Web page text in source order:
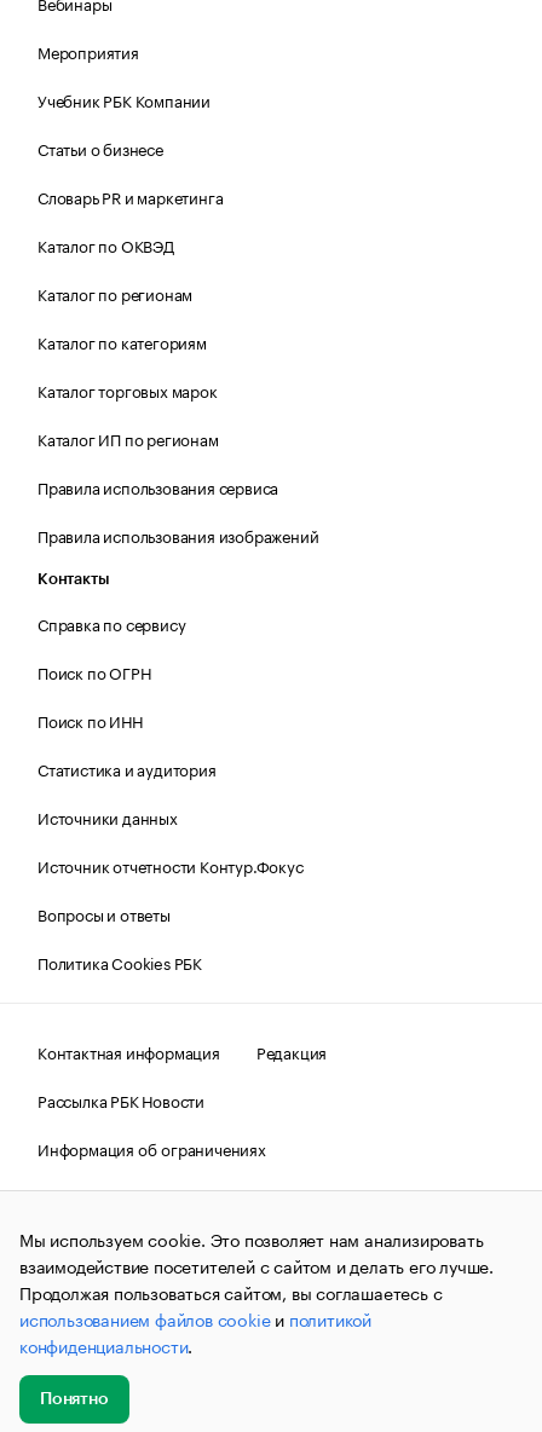
Мероприятия
Учебник РБК Компании
Статьи о бизнесе
Словарь PR и маркетинга
Каталог по ОКВЭД
Каталог по регионам
Каталог по категориям
Каталог торговых марок
Каталог ИП по регионам
Правила использования сервиса
Правила использования изображений
Контакты
Справка по сервису
Поиск по ОГРН
Поиск по ИНН
Статистика и аудитория
Источники данных
Источник отчетности Контур.Фокус
Вопросы и ответы
Политика Cookies РБК
Контактная информация
Редакция
Рассылка РБК Новости
Информация об ограничениях
Правовая информация
О соблюдении авторских прав
© АО «РОСБИЗНЕСКОНСАЛТИНГ»,1995–2026.Сообщения
и материалы информационного агентства «РБК»
(зарегистрировано Федеральной службой по надзору в сфере
связи, информационных технологий и массовых
коммуникаций (Роскомнадзор) 09.12.2015 за номером ИА
№ФС77-63848) сопровождаются пометкой «РБК». Отдельные
публикации могут содержать информацию,
не предназначенную для пользователей
до 18 лет.
Мы используем cookie. Это позволяет нам анализировать
взаимодействие посетителей с сайтом и делать его лучше.
Продолжая пользоваться сайтом, вы соглашаетесь с
использованием файлов cookieи политикой
конфиденциальности.
Понятно